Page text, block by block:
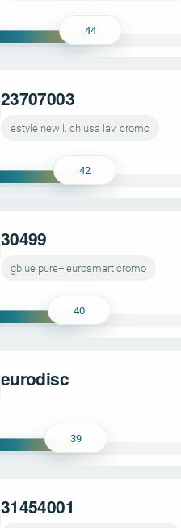
44
23707003
estyle new l. chiusa lav. cromo
42
30499
gblue pure+ eurosmart cromo
40
eurodisc
39
31454001